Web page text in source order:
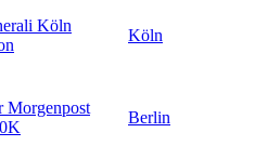
Köln
Köln
Morgenpost
Berlin